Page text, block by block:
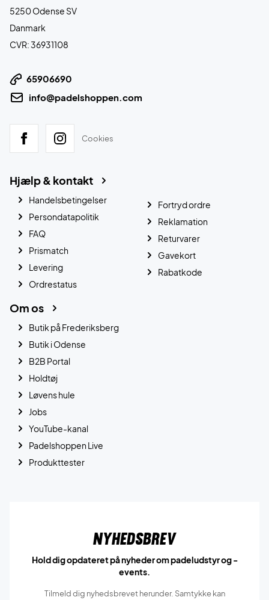
5250 Odense SV
Danmark
CVR: 36931108
65906690
info@padelshoppen.com
Cookies
Hjælp & kontakt
Handelsbetingelser
Persondatapolitik
FAQ
Prismatch
Levering
Ordrestatus
Fortryd ordre
Reklamation
Returvarer
Gavekort
Rabatkode
Om os
Butik på Frederiksberg
Butik i Odense
B2B Portal
Holdtøj
Løvens hule
Jobs
YouTube-kanal
Padelshoppen Live
Produkttester
Nyhedsbrev
Hold dig opdateret på nyheder om padeludstyr og -
events.
Tilmeld dig nyhedsbrevet herunder. Samtykke kan